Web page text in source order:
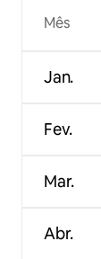
Mês
Jan.
Fev.
Mar.
Abr.